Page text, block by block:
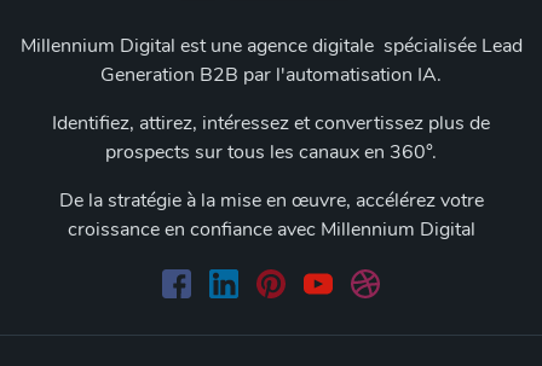
Millennium Digital est une agence digitale spécialisée Lead
Generation B2B par l'automatisation IA.
Identifiez, attirez, intéressez et convertissez plus de
prospects sur tous les canaux en 360°.
De la stratégie à la mise en œuvre, accélérez votre
croissance en confiance avec Millennium Digital